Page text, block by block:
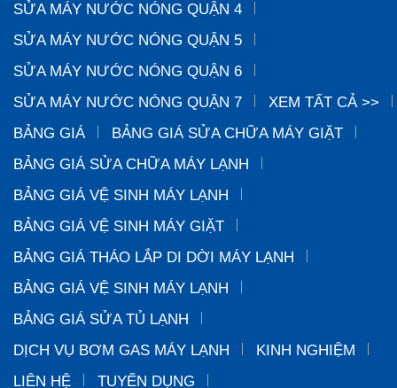
SỬA MÁY NƯỚC NÓNG QUẬN 4
SỬA MÁY NƯỚC NÓNG QUẬN 5
SỬA MÁY NƯỚC NÓNG QUẬN 6
SỬA MÁY NƯỚC NÓNG QUẬN 7
XEM TẤT CẢ >>
BẢNG GIÁ
BẢNG GIÁ SỬA CHỮA MÁY GIẶT
BẢNG GIÁ SỬA CHỮA MÁY LẠNH
BẢNG GIÁ VỆ SINH MÁY LẠNH
BẢNG GIÁ VỆ SINH MÁY GIẶT
BẢNG GIÁ THÁO LẮP DI DỜI MÁY LẠNH
BẢNG GIÁ VỆ SINH MÁY LẠNH
BẢNG GIÁ SỬA TỦ LẠNH
DỊCH VỤ BƠM GAS MÁY LẠNH
KINH NGHIỆM
LIÊN HỆ
TUYỂN DỤNG